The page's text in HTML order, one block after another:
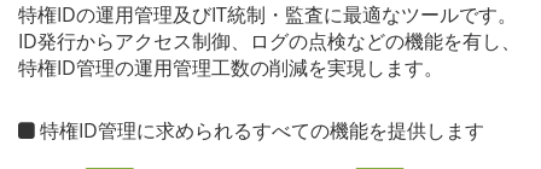
特権IDの運用管理及びIT統制・監査に最適なツールです。
ID発行からアクセス制御、ログの点検などの機能を有し、
特権ID管理の運用管理工数の削減を実現します。
特権ID管理に求められるすべての機能を提供します